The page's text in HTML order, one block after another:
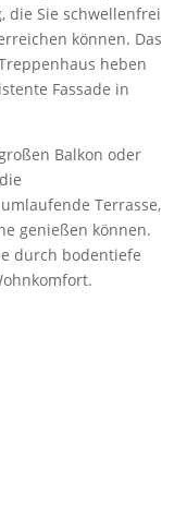
die Sie schwellenfrei
können. Das
heben
Fassade in
Balkon oder
Terrasse,
genießen können.
durch bodentiefe